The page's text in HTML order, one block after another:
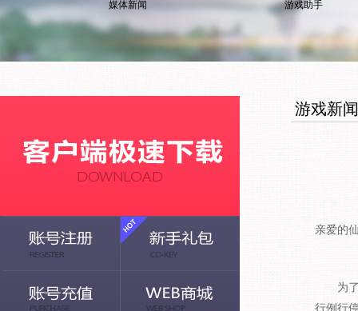
媒体新闻
游戏助手
游戏新闻
亲爱的
为
行例行